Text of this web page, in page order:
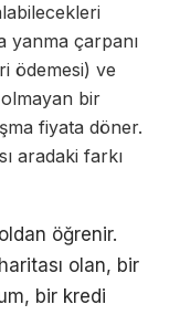
yanma çarpanı
ödemesi) ve
bir
fiyata döner.
aradaki farkı
öğrenir.
olan, bir
bir kredi